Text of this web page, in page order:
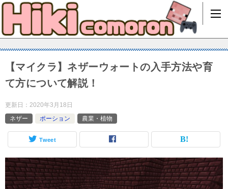
【マイクラ】ネザーウォートの入手方法や育
て方について解説！
更新日： 2020年3月18日
ネザー
ポーション 農業・植物
Tweet